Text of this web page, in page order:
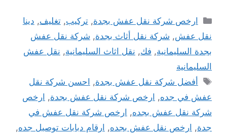
التصنيفات
ارخص شركة نقل عفش بجدة,تركيب,تغليف, دينا
نقل عفش, شركة نقل أثاث بجدة, شركة نقل عفش
بجدة السليمانية, فك, نقل اثاث السليمانية, نقل عفش
السليمانية
الوسوم
أفضل شركة نقل عفش بجدة, احسن شركة نقل
عفش في جده, ارخص شركة نقل عفش بجدة, ارخص
شركة نقل عفش بجده, ارخص شركة نقل عفش في
جدة, ارخص نقل عفش بجده, ارقام دبابات توصيل جده,